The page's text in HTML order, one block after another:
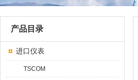
产品目录
进口仪表
TSCOM